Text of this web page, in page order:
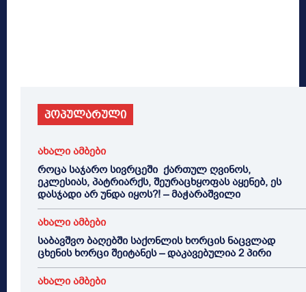
პოპულარული
ახალი ამბები
როცა საჯარო სივრცეში ქართულ ღვინოს,
ეკლესიას, პატრიარქს, შეურაცხყოფას აყენებ, ეს
დასჯადი არ უნდა იყოს?! – მაჭარაშვილი
ახალი ამბები
საბავშვო ბაღებში საქონლის ხორცის ნაცვლად
ცხენის ხორცი შეიტანეს – დაკავებულია 2 პირი
ახალი ამბები